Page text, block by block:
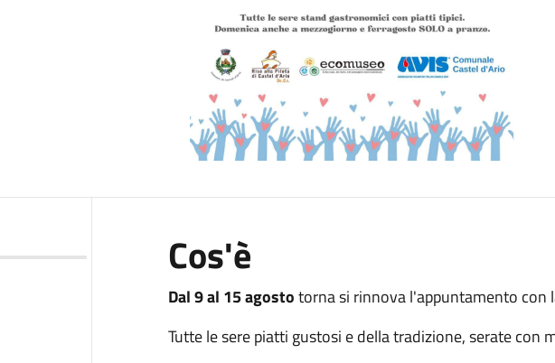
Cos'è
Dal 9 al 15 agostotorna si rinnova l'appuntamento con
Tutte le sere piatti gustosi e della tradizione, serate con